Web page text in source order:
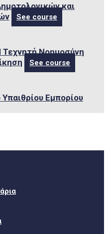
και
See course
Τεχνητή Νοημοσύνη
See course
Εμπορίου